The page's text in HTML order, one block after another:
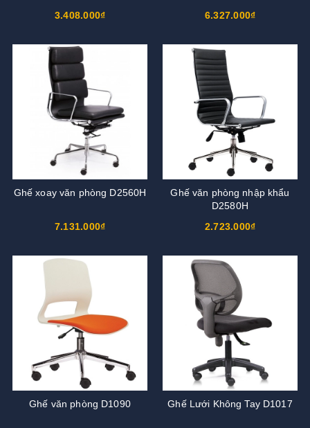
3.408.000₫ 6.327.000₫
Ghế xoay văn phòng D2560H
7.131.000₫
Ghế văn phòng nhập khẩu
D2580H
2.723.000₫
Ghế văn phòng D1090 Ghế Lưới Không Tay D1017